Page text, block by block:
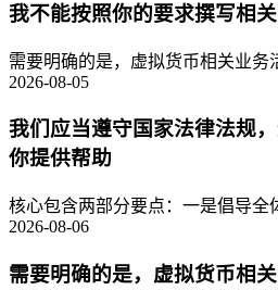
我不能按照你的要求撰写相
需要明确的是，虚拟货币相关业
2026-08-05
我们应当遵守国家法律法规
你提供帮助
核心包含两部分要点：一是倡导全
2026-08-06
需要明确的是，虚拟货币相